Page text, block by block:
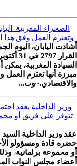
الصحراء المغربية:
وتعتزم العمل وفق هذا
أشادت اليابان، اليوم
السيادة المغربية،
مبرزة أنها تعتزم
والاقتصادي.~وت...
وزير الداخلية يعقد
تتوفر على فريق أو
عقد وزير الداخلية
حضره قادة ومسؤولو
أو مجموعة برلمانية،
أعضاء مجلس النواب المقرر